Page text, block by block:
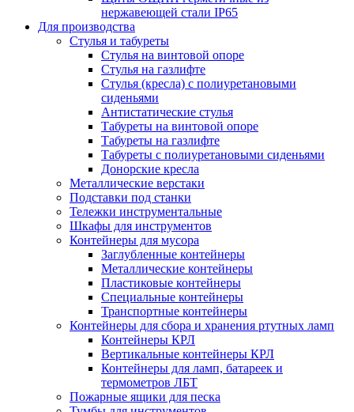
нержавеющей стали IP65
Для производства
Стулья и табуреты
Стулья на винтовой опоре
Стулья на газлифте
Стулья (кресла) с полиуретановыми
сиденьями
Антистатические стулья
Табуреты на винтовой опоре
Табуреты на газлифте
Табуреты с полиуретановыми сиденьями
Донорские кресла
Металлические верстаки
Подставки под станки
Тележки инструментальные
Шкафы для инструментов
Контейнеры для мусора
Заглубленные контейнеры
Металлические контейнеры
Пластиковые контейнеры
Специальные контейнеры
Транспортные контейнеры
Контейнеры для сбора и хранения ртутных ламп
Контейнеры КРЛ
Вертикальные контейнеры КРЛ
Контейнеры для ламп, батареек и
термометров ЛБТ
Пожарные ящики для песка